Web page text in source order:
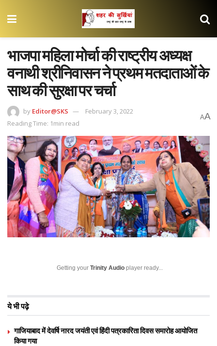
भाजपा महिला मोर्चा की राष्ट्रीय अध्यक्ष
वनाथी श्रीनिवासन ने प्रथम मतदाताओं के
साथ की सुरक्षा पर चर्चा
by Editor@SKS
February 3, 2022
Reading Time: 1min read
AA
Getting your Trinity Audio player ready...
ये भी पढ़े
गाजियाबाद में देवर्षि नारद जयंती एवं हिंदी पत्रकारिता दिवस समारोह आयोजित
किया गया